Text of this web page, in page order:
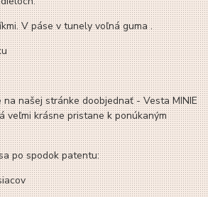
V páse v tunely voľná guma .
na našej stránke doobjednať - Vesta MINIE
veľmi krásne pristane k ponúkaným
po spodok patentu: